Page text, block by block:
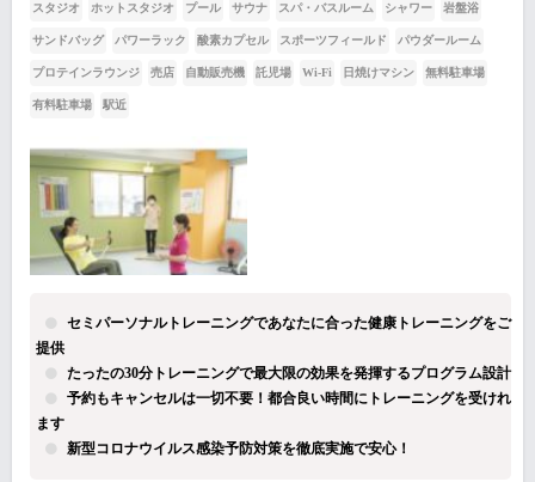
スタジオ ホットスタジオ プール サウナ スパ・バスルーム シャワー 岩盤浴
サンドバッグ パワーラック 酸素カプセル スポーツフィールド パウダールーム
プロテインラウンジ 売店 自動販売機 託児場 Wi-Fi 日焼けマシン 無料駐車場
有料駐車場 駅近
セミパーソナルトレーニングであなたに合った健康トレーニングをご
提供
たったの30分トレーニングで最大限の効果を発揮するプログラム設計
予約もキャンセルは一切不要！都合良い時間にトレーニングを受けれ
ます
新型コロナウイルス感染予防対策を徹底実施で安心！